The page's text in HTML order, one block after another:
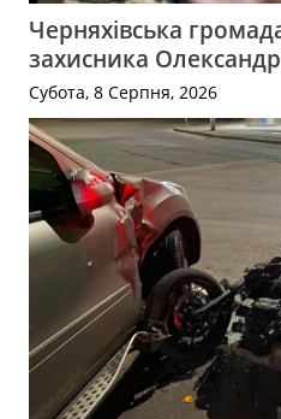
Черняхівська
захисника
Субота, 8 Серпня, 2026